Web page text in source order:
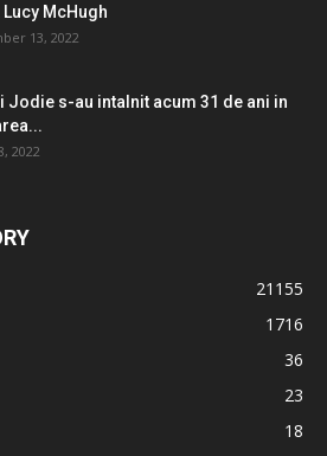
McHugh
13, 2022
Jodie s-au intalnit acum 31 de ani in
2022
21155
1716
36
23
18